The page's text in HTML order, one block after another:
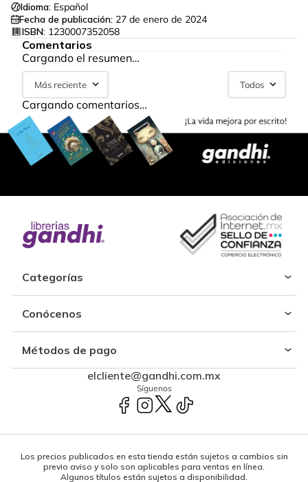
Idioma: Español
Fecha de publicación: 27 de enero de 2024
ISBN: 1230007352058
Comentarios
Cargando el resumen…
Más reciente Todos
Cargando comentarios…
Categorías
Conócenos
Métodos de pago
elcliente@gandhi.com.mx
Síguenos
Los precios publicados en esta tienda están sujetos a cambios sin
previo aviso y solo son aplicables para ventas en línea.
Algunos títulos están sujetos a disponibilidad.